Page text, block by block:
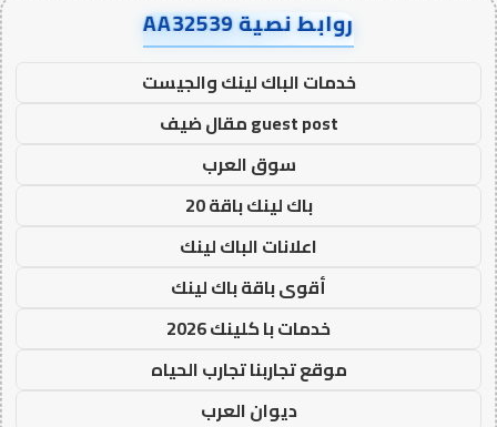
روابط نصية AA32539
خدمات الباك لينك والجيست
guest post مقال ضيف
سوق العرب
باك لينك باقة 20
اعلانات الباك لينك
أقوى باقة باك لينك
خدمات با كلينك 2026
موقع تجاربنا تجارب الحياه
ديوان العرب